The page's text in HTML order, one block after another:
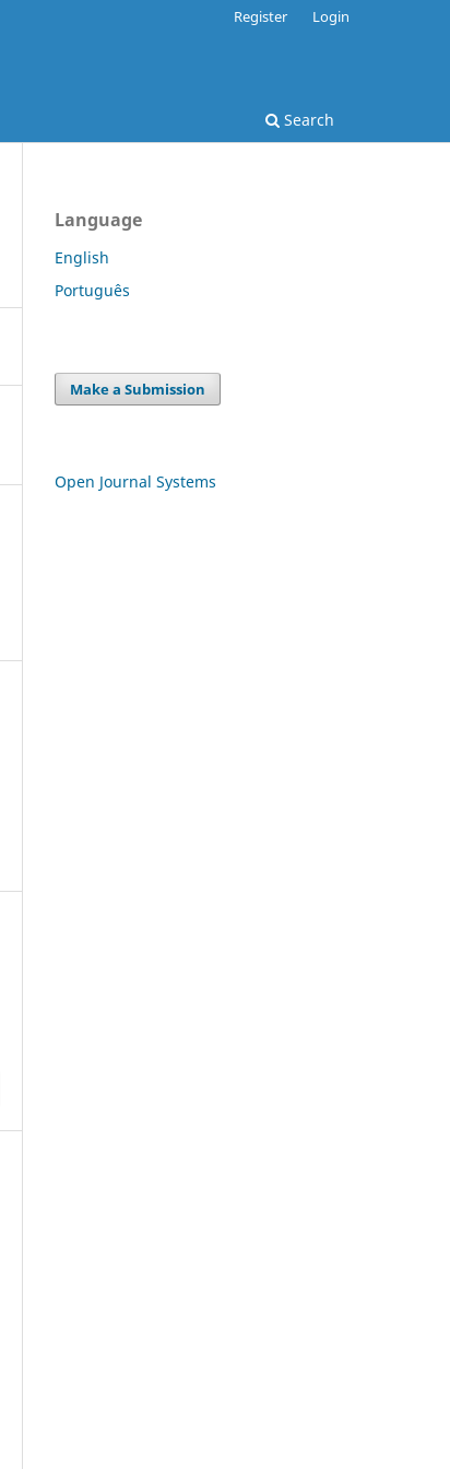
Search
Register Login
Language
English
Português
Make a Submission
Open Journal Systems